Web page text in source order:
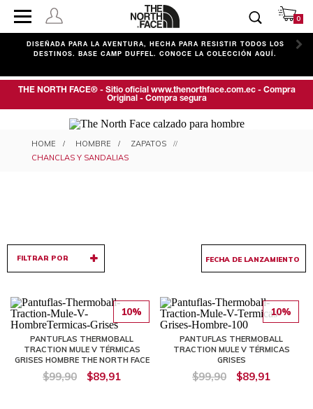
0
DISEÑADA PARA LA AVENTURA, HECHA PARA RESISTIR TODOS LOS
DESTINOS. BASE CAMP DUFFEL. CONOCE LA COLECCIÓN AQUÍ.
THE NORTH FACE® - Sitio oficial www.thenorthface.com.ec - Compra
Original - Compra segura
CHANCLAS Y SANDALIAS PARA
HOMBRE
HOMBRE
ZAPATOS
CHANCLAS Y SANDALIAS
FILTRAR POR
10%
PANTUFLAS THERMOBALL
TRACTION MULE V TÉRMICAS
GRISES HOMBRE THE NORTH FACE
$99,90 $89,91
10%
PANTUFLAS THERMOBALL
TRACTION MULE V TÉRMICAS
GRISES
$99,90 $89,91